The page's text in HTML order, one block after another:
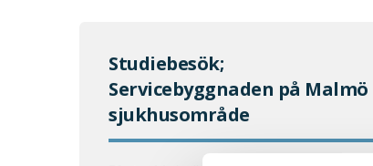
Studiebesök;
Servicebyggnaden på Malmö
sjukhusområde